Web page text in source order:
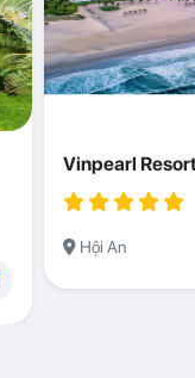
Vinpearl
Hội An